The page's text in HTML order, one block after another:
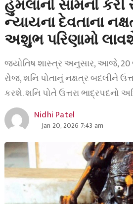
હુમલાનો સામનો કરી
ન્યાયના દેવતાના
અશુભ પરિણામો
જ્યોતિષ શાસ્ત્ર અનુસાર, આજે, 20
રોજ, શનિ પોતાનું નક્ષત્ર બદલીને
કરશે. શનિ પોતે ઉત્તરા ભાદ્રપદનો
Nidhi Patel
Jan 20, 2026 7:43 am